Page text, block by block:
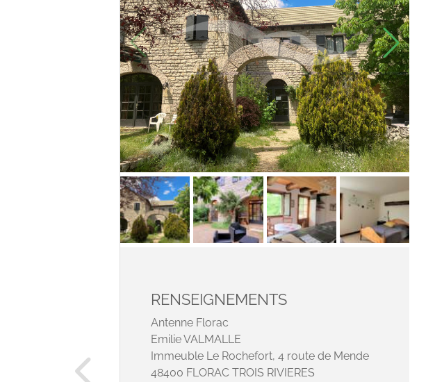
RENSEIGNEMENTS
Antenne Florac
Emilie VALMALLE
Immeuble Le Rochefort, 4 route de Mende
48400 FLORAC TROIS RIVIERES